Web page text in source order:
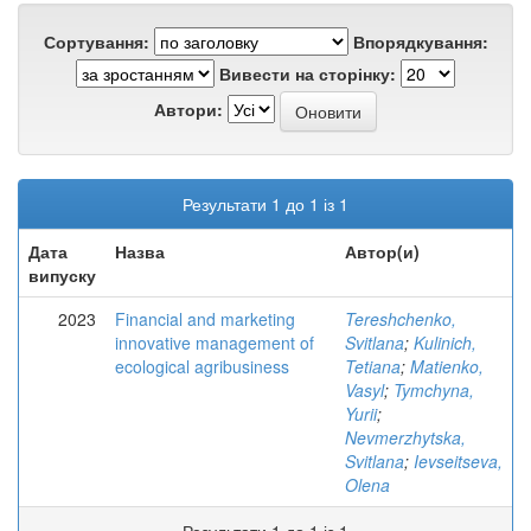
Сортування:
Впорядкування:
Вивести на сторінку:
Автори:
Результати 1 до 1 із 1
Дата
випуску
Назва Автор(и)
2023
Financial and marketing
innovative management of
ecological agribusiness
Tereshchenko,
Svitlana; Kulinich,
Tetiana; Matienko,
Vasyl; Tymchyna,
Yurii;
Nevmerzhytska,
Svitlana; Ievseitseva,
Olena